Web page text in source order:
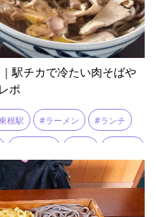
駅チカで冷たい肉そばや
ポ
根駅 #ラーメン #ランチ